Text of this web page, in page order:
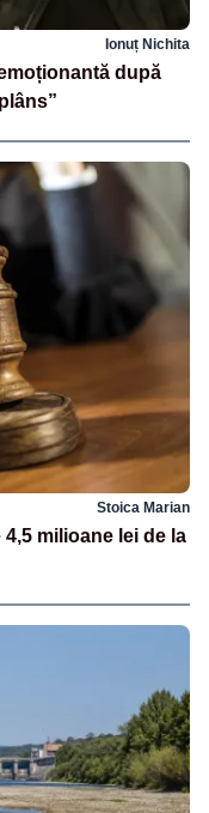
Ionuț Nichita
după
Stoica Marian
milioane lei de la